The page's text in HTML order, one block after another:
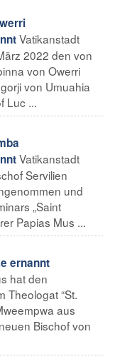
Vatikanstadt
2022 den von
von Owerri
von Umuahia
Luc ...
Vatikanstadt
Servilien
und
„Saint
Papias Mus ...
ernannt
hat den
Theologat “St.
aus
Bischof von